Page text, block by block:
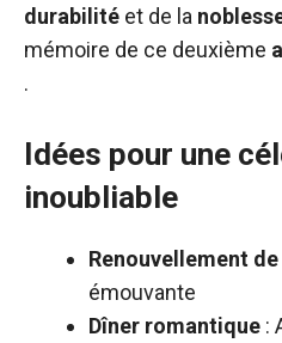
durabilité et de la
mémoire de ce deuxième
.
Idées pour une
inoubliable
Renouvellement
émouvante
Dîner romantique :